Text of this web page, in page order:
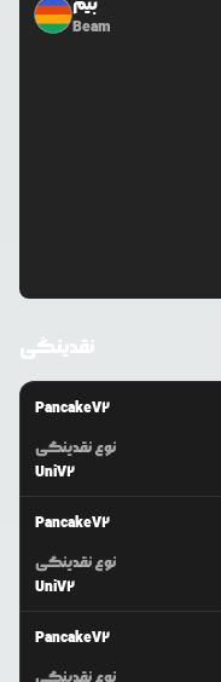
Beam
نقدینگی
PancakeV2
نوع نقدینگی
UniV2
PancakeV2
نوع نقدینگی
UniV2
PancakeV2
نوع نقدینگی